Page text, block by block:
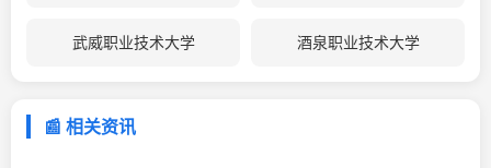
武威职业技术大学 酒泉职业技术大学
📰 相关资讯